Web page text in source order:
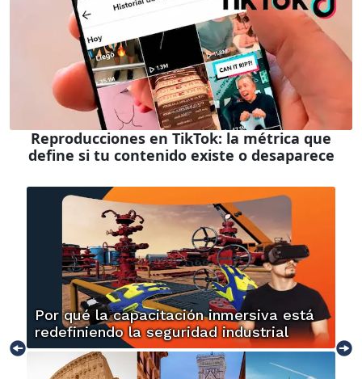
Reproducciones en TikTok: la métrica que
define si tu contenido existe o desaparece
Por qué la capacitación inmersiva está
redefiniendo la seguridad industrial